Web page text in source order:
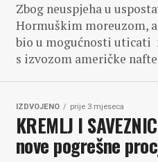
Zbog neuspjeha u
Hormuškim moreuzom,
bio u mogućnosti uticati
s izvozom američke
IZDVOJENO prije 3 mjeseca
KREMLJ I
nove pogrešne